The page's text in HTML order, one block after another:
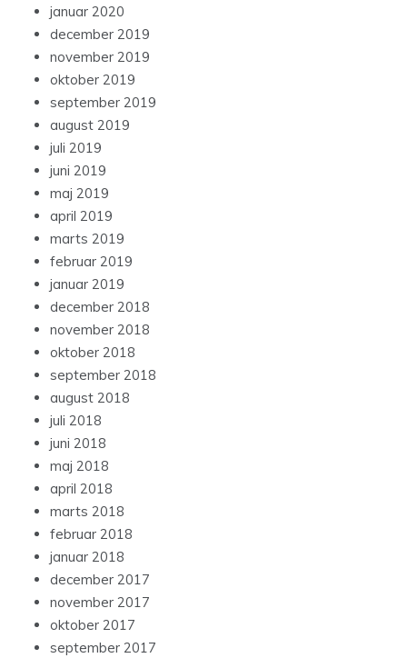
januar 2020
december 2019
november 2019
oktober 2019
september 2019
august 2019
juli 2019
juni 2019
maj 2019
april 2019
marts 2019
februar 2019
januar 2019
december 2018
november 2018
oktober 2018
september 2018
august 2018
juli 2018
juni 2018
maj 2018
april 2018
marts 2018
februar 2018
januar 2018
december 2017
november 2017
oktober 2017
september 2017